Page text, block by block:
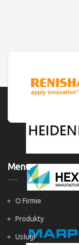
Menu
O Firmie
Produkty
Usługi